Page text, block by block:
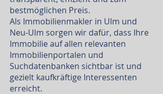
bestmöglichen Preis.
Als Immobilienmakler in Ulm und
Neu-Ulm sorgen wir dafür, dass Ihre
Immobilie auf allen relevanten
Immobilienportalen und
Suchdatenbanken sichtbar ist und
gezielt kaufkräftige Interessenten
erreicht.